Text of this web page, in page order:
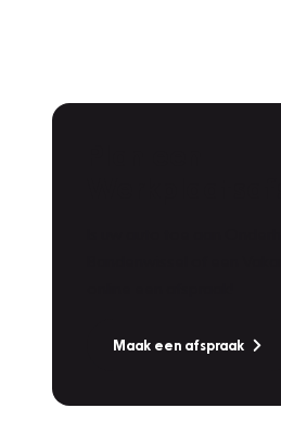
Maak een afspraak